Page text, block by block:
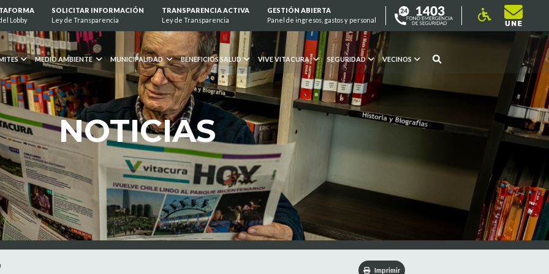
Lobby
SOLICITAR INFORMACIÓN
Ley de Transparencia
TRANSPARENCIA ACTIVA
Ley de Transparencia
GESTIÓN ABIERTA
Panel de ingresos, gastos y personal
MEDIO AMBIENTE MUNICIPALIDAD BENEFICIOS SALUD VIVE VITACURA SEGURIDAD VECINOS
NOTICIAS
Imprimir